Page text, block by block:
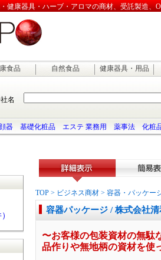
健康器具・ハーブ・アロマの商材、受託製造、
食品 自然食品 健康器具・用品
名
器 基礎化粧品 エステ 業務用 薬事法 化粧
TOP > ビジネス商材 > 容器・パッケー
容器パッケージ / 株式会社清
〜お客様の包装資材の無駄
品作りや無地柄の資材を使